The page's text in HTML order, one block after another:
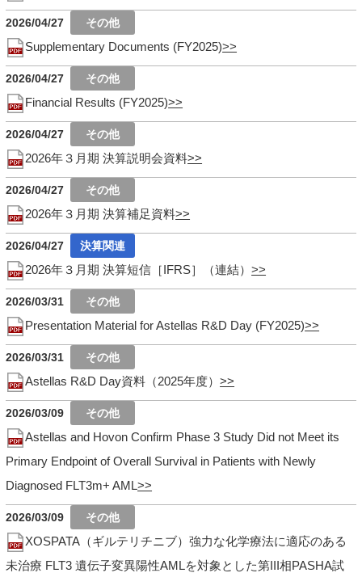
2026/04/27
Supplementary Documents (FY2025)
2026/04/27
Financial Results (FY2025)
2026/04/27
2026年３月期 決算説明会資料
2026/04/27
2026年３月期 決算補足資料
2026/04/27
2026年３月期 決算短信［IFRS］（連結）
2026/03/31
Presentation Material for Astellas R&D Day (FY2025)
2026/03/31
Astellas R&D Day資料（2025年度）
2026/03/09
Astellas and Hovon Confirm Phase 3 Study Did not Meet its
Primary Endpoint of Overall Survival in Patients with Newly
Diagnosed FLT3m+ AML
2026/03/09
XOSPATA（ギルテリチニブ）強力な化学療法に適応のある
未治療 FLT3 遺伝子変異陽性AMLを対象とした第III相PASHA試